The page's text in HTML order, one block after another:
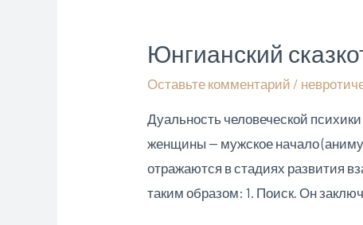
Юнгианский
Оставьте комментарий /
Дуальность человеческой
женщины — мужское начало
отражаются в стадиях развития
таким образом: 1. Поиск. Он